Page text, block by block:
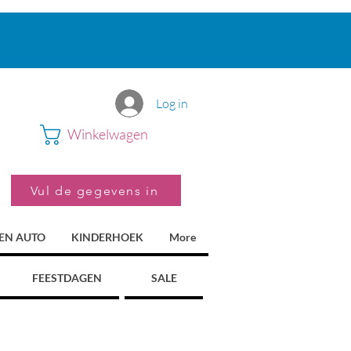
Log in
Winkelwagen
Vul de gegevens in
AUTO KINDERHOEK More
FEESTDAGEN SALE